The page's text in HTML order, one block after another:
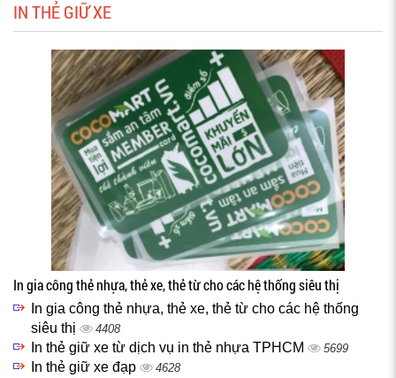
IN THẺ GIỮ XE
In gia công thẻ nhựa, thẻ xe, thẻ từ cho các hệ thống siêu thị
In gia công thẻ nhựa, thẻ xe, thẻ từ cho các hệ thống
siêu thị
4408
In thẻ giữ xe từ dịch vụ in thẻ nhựa TPHCM 5699
In thẻ giữ xe đạp 4628